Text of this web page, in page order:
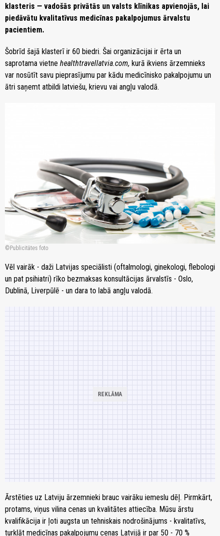
klasteris — vadošās privātās un valsts klīnikas apvienojās, lai
piedāvātu kvalitatīvus medicīnas pakalpojumus ārvalstu
pacientiem.
Šobrīd šajā klasterī ir 60 biedri. Šai organizācijai ir ērta un
saprotama vietne healthtravellatvia.com, kurā ikviens ārzemnieks
var nosūtīt savu pieprasījumu par kādu medicīnisko pakalpojumu un
ātri saņemt atbildi latviešu, krievu vai angļu valodā.
Publicitātes foto
Vēl vairāk - daži Latvijas speciālisti (oftalmologi, ginekologi, flebologi
un pat psihiatri) rīko bezmaksas konsultācijas ārvalstīs - Oslo,
Dublinā, Liverpūlē - un dara to labā angļu valodā.
Ārstēties uz Latviju ārzemnieki brauc vairāku iemeslu dēļ. Pirmkārt,
protams, viņus vilina cenas un kvalitātes attiecība. Mūsu ārstu
kvalifikācija ir ļoti augsta un tehniskais nodrošinājums - kvalitatīvs,
turklāt medicīnas pakalpojumu cenas Latvijā ir par 50 - 70 %